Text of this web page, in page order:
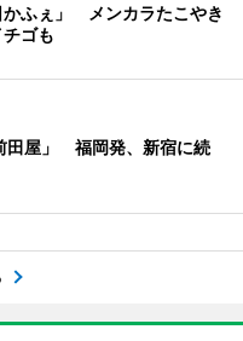
かふぇ」 メンカラたこやき
ゴも
田屋」 福岡発、新宿に続